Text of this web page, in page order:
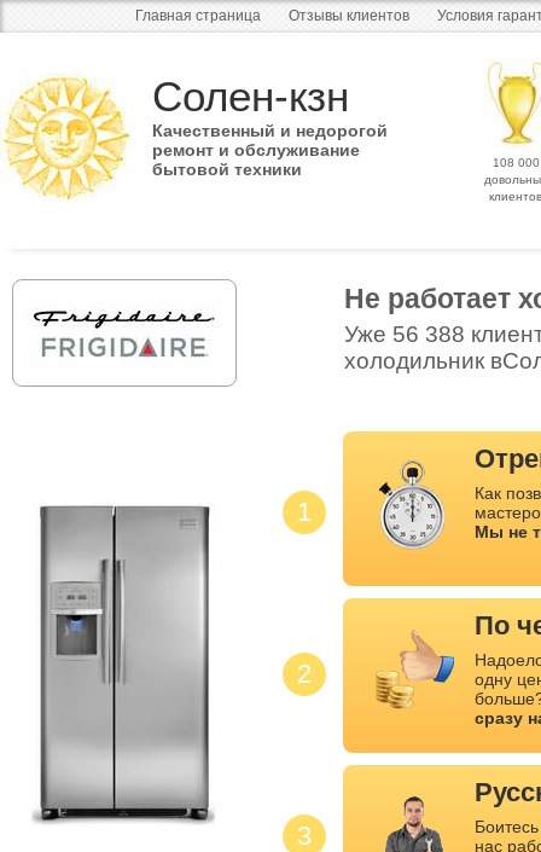
Главная страница Отзывы клиентов Условия
Солен-кзн
Качественный и недорогой
ремонт и обслуживание
бытовой техники
108 000
клиентов
Не работает
Уже 56 388
холодильник
1
2
3
Как
Мы не
По
одну
сразу
нас